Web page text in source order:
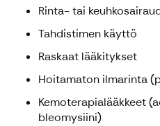
Rinta- tai
Tahdistimen käyttö
Raskaat lääkitykset
Hoitamaton ilmarinta
Kemoterapialääkkeet
bleomysiini)